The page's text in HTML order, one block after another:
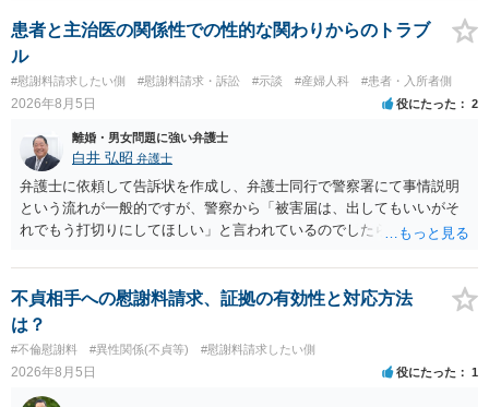
患者と主治医の関係性での性的な関わりからのトラブ
ル
#慰謝料請求したい側 #慰謝料請求・訴訟 #示談 #産婦人科 #患者・入所者側
2026年8月5日 役にたった 2
離婚・男女問題に強い弁護士
白井 弘昭 弁護士
弁護士に依頼して告訴状を作成し、弁護士同行で警察署にて事情説明
という流れが一般的ですが、警察から「被害届は、出してもいいがそ
れでもう打切りにしてほしい」と言われているのでしたら、あまり結
検察庁に訴えるのもありかもしれないですが、実際に捜査をするの
は、結局所轄だと思われますので、やはり結論は変わらないかもしれ
ないです。 一度、最寄りの「刑事に強い」とうたっている弁護士に相
談してみてはいかがでしょうか。 以上、ご参考まで。
不貞相手への慰謝料請求、証拠の有効性と対応方法
は？
#不倫慰謝料 #異性関係(不貞等) #慰謝料請求したい側
2026年8月5日 役にたった 1